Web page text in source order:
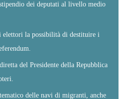
dei deputati al livello medio
la possibilità di destituire i
del Presidente della Repubblica
delle navi di migranti, anche